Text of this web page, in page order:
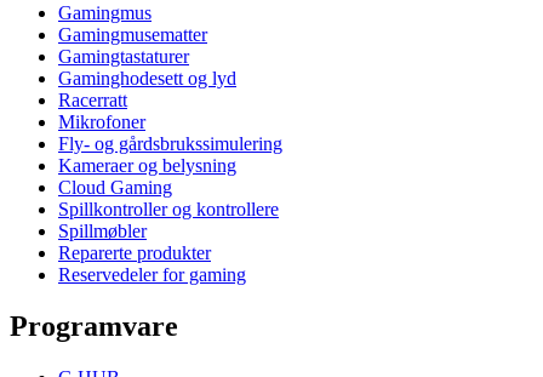
Gamingmus
Gamingmusematter
Gamingtastaturer
Gaminghodesett og lyd
Racerratt
Mikrofoner
Fly- og gårdsbrukssimulering
Kameraer og belysning
Cloud Gaming
Spillkontroller og kontrollere
Spillmøbler
Reparerte produkter
Reservedeler for gaming
Programvare